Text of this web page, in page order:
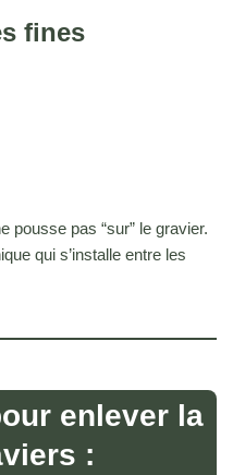
fines
pousse pas “sur” le gravier.
qui s’installe entre les
enlever la
: